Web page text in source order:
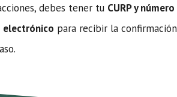
debes tener tu CURP y
electrónico para recibir la